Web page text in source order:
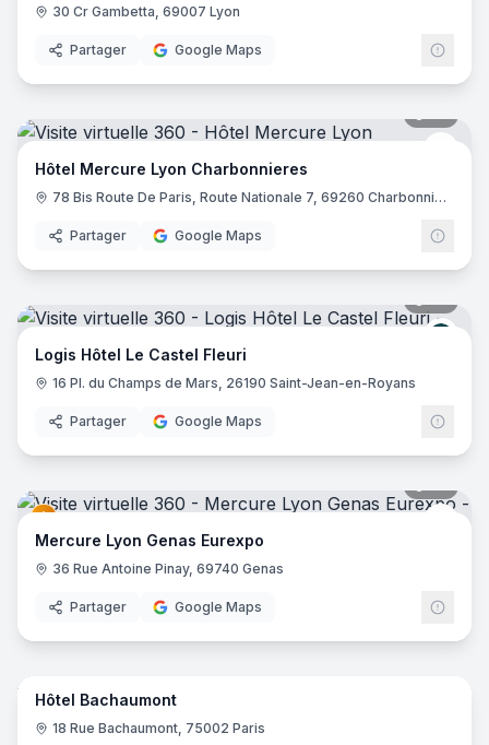
30 Cr Gambetta, 69007 Lyon
Partager Google Maps
Hôtel Mercure Lyon Charbonnieres
78 Bis Route De Paris, Route Nationale 7, 69260 Charbonnières-les-Bains
Partager Google Maps
Logis Hôtel Le Castel Fleuri
16 Pl. du Champs de Mars, 26190 Saint-Jean-en-Royans
Partager Google Maps
Mercure Lyon Genas Eurexpo
36 Rue Antoine Pinay, 69740 Genas
Partager Google Maps
10
Hôtel Bachaumont
18 Rue Bachaumont, 75002 Paris